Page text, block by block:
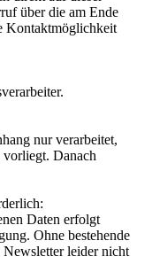
über die am Ende
Kontaktmöglichkeit
nur verarbeitet,
Danach
Daten erfolgt
Ohne bestehende
leider nicht